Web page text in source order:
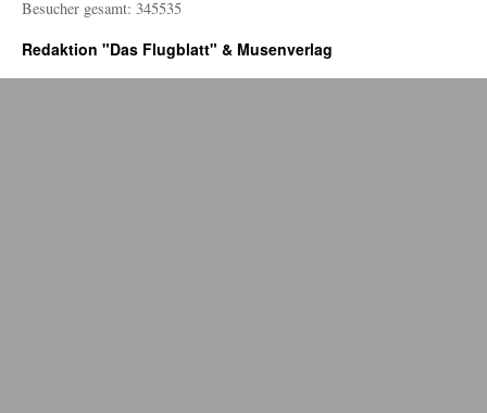
Besucher gesamt: 345535
Redaktion "Das Flugblatt" & Musenverlag